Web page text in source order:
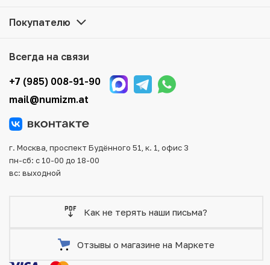
нашем складе.
того, возможен самовывоз товара из офиса магазина.
Для вашего удобства представлены несколько способов
оплаты и доставки заказа. Все отправления надежно и
тщательно упаковываются, что исключает возможность
Покупателю
Всегда на связи
+7 (985) 008-91-90
mail@numizm.at
г. Москва, проспект Будённого 51, к. 1, офис 3
пн-сб: с 10-00 до 18-00
вс: выходной
Как не терять наши письма?
Отзывы о магазине на Маркете